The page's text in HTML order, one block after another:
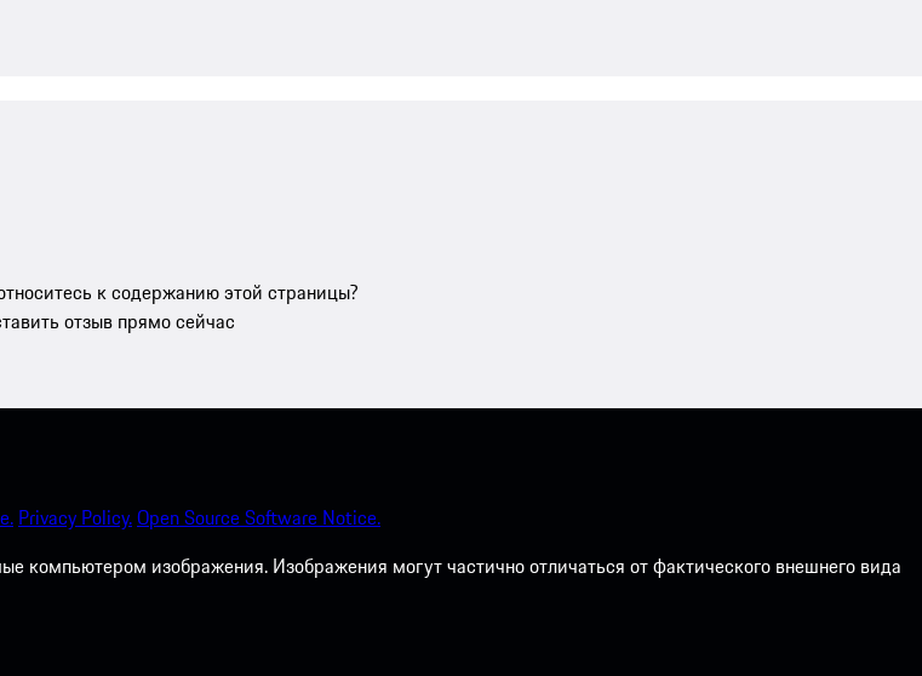
к содержанию этой страницы?
отзыв прямо сейчас
Privacy Policy.Open Source Software Notice.
компьютером изображения. Изображения могут частично отличаться от фактического внешнего вида